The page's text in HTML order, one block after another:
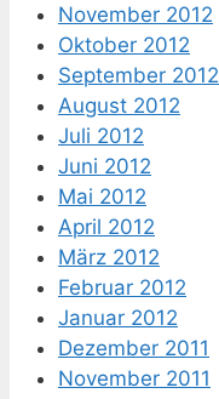
November 2012
Oktober 2012
September 2012
August 2012
Juli 2012
Juni 2012
Mai 2012
April 2012
März 2012
Februar 2012
Januar 2012
Dezember 2011
November 2011